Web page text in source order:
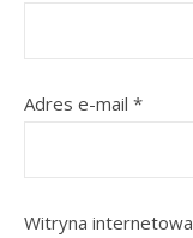
Adres e-mail *
Witryna internetowa